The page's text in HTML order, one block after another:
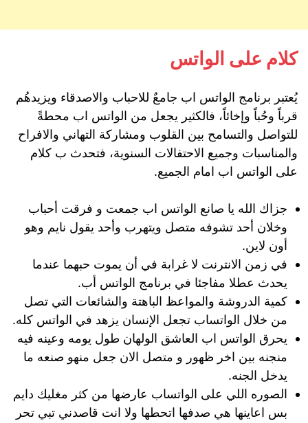
كلام على الواتس
يُعتبر برنامج الواتس اب جامعٌ للاحباب والاصدقاء ويزيدهُم
قرباً وحُباً وإخائاً، فالكثير يجعل من الواتس اب محطةً
للتواصل والتسامح بين القلوب ومشاركة التهاني والافراح
والمناسبات وجميع الاحتفالات السنوية، فتحدث ب كلام
على الواتس اب امام الجميع.
جزاك الله يا صانع الواتس اب جمعت و فرقت أحباب
وخلان أحد تشوفه متصل ويتهرب وأحد يقول نايم وهو
أون لاين.
في زمن الانترنت لا غرابة في أن يموت حبهما عندما
يحدث عطلا مفاجئا في برنامج الواتس أب.
كمية الدروشة والمواعظ الباهتة والشائعات التي تصل
من خلال الواتساب تجعل الإنسان يزهد في الواتس كله.
يحرق الواتس اب العاشق الولهان طول يومه وعينه فيه
منجنه بين اخر ظهور و متصل الان جعل منهو صنعه ما
يدخل الجنه.
الصوره اللي على الواتساب عارضها من كثر مغليك دايم
بس اعاينها هي صدفها اتحطها ولا انت قاصدني تبي تحر